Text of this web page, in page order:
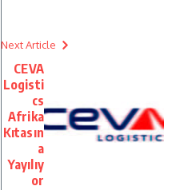
Next Article
CEVA
Logisti
cs
Afrika
Kıtasın
a
Yayılıy
or